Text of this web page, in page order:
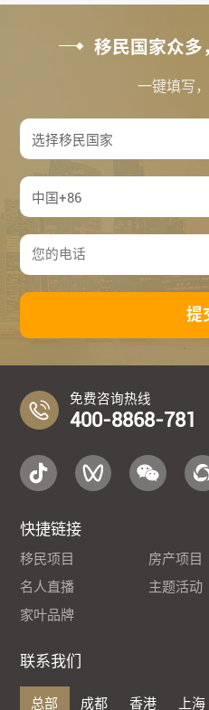
移民国家众多
一键填写
提
免费咨询热线
400-8868-781
快捷链接
移民项目 房产项目
名人直播
主题活动
家叶品牌
联系我们
总部 成都 香港 上海